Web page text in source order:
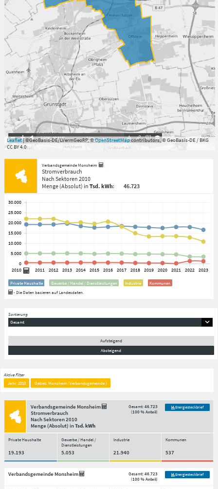
7.059°,49.813° 2km
Leaflet| ©GeoBasis-DE/LVermGeoRP, ©OpenStreetMapcontributors, © GeoBasis-DE / BKG
CC BY 4.0
Verbandsgemeinde Monsheim
Stromverbrauch
Nach Sektoren 2010
Menge(Absolut) in Tsd. kWh: 46.723
Private Haushalte Gewerbe / Handel / Dienstleistungen Industrie
Kommunen
- Die Daten basieren auf Landesdaten.
Sortierung
Gesamt
Aufsteigend
Absteigend
Aktive Filter
Jahr: 2010
Gebiet: Monsheim (Verbandsgemeinde )
Verbandsgemeinde Monsheim
Stromverbrauch
Nach Sektoren2010
Menge(Absolut) inTsd. kWh
Gesamt:46.723
(100 % Anteil)
Energiesteckbrief
Private Haushalte
Gewerbe / Handel /
Dienstleistungen
Industrie Kommunen
19.193 5.053 21.940 537
Verbandsgemeinde Monsheim Gesamt:46.723
(100 % Anteil)
Energiesteckbrief